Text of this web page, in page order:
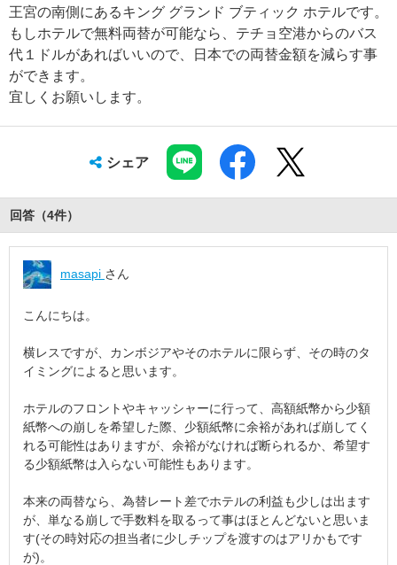
王宮の南側にあるキング グランド ブティック ホテルです。
もしホテルで無料両替が可能なら、テチョ空港からのバス
代１ドルがあればいいので、日本での両替金額を減らす事
ができます。
宜しくお願いします。
シェア
回答（4件）
masapi さん
こんにちは。
横レスですが、カンボジアやそのホテルに限らず、その時のタ
イミングによると思います。
ホテルのフロントやキャッシャーに行って、高額紙幣から少額
紙幣への崩しを希望した際、少額紙幣に余裕があれば崩してく
れる可能性はありますが、余裕がなければ断られるか、希望す
る少額紙幣は入らない可能性もあります。
本来の両替なら、為替レート差でホテルの利益も少しは出ます
が、単なる崩しで手数料を取るって事はほとんどないと思いま
す(その時対応の担当者に少しチップを渡すのはアリかもです
が)。